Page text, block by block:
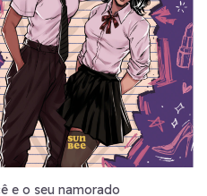
e o seu namorado